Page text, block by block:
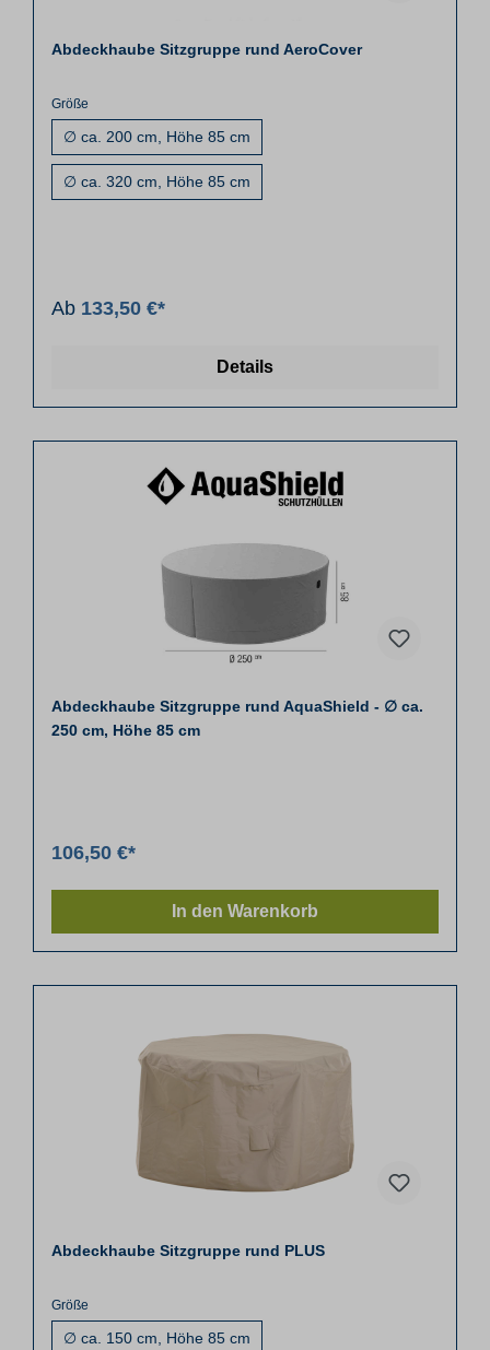
Abdeckhaube Sitzgruppe rund AeroCover
Größe
∅ ca. 200 cm, Höhe 85 cm
∅ ca. 320 cm, Höhe 85 cm
Ab 133,50 €*
Details
Abdeckhaube Sitzgruppe rund AquaShield - ∅ ca.
250 cm, Höhe 85 cm
106,50 €*
In den Warenkorb
Abdeckhaube Sitzgruppe rund PLUS
Größe
∅ ca. 150 cm, Höhe 85 cm